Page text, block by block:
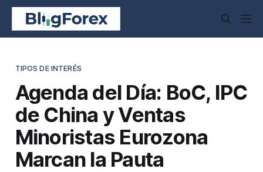
TIPOS DE INTERÉS
Agenda del Día: BoC, IPC
de China y Ventas
Minoristas Eurozona
Marcan la Pauta